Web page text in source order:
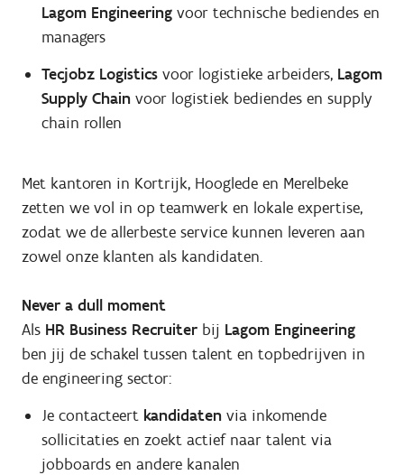
Lagom Engineeringvoor technische bediendes en
managers
Tecjobz Logisticsvoor logistieke arbeiders, Lagom
Supply Chainvoor logistiek bediendes en supply
chain rollen
Met kantoren in Kortrijk, Hooglede en Merelbeke
zetten we vol in op teamwerk en lokale expertise,
zodat we de allerbeste service kunnen leveren aan
zowel onze klanten als kandidaten.
Never a dull moment
Als HR Business Recruiter bij Lagom Engineering
ben jij de schakel tussen talent en topbedrijven in
de engineering sector:
Je contacteert kandidaten via inkomende
sollicitaties en zoekt actief naar talent via
jobboards en andere kanalen